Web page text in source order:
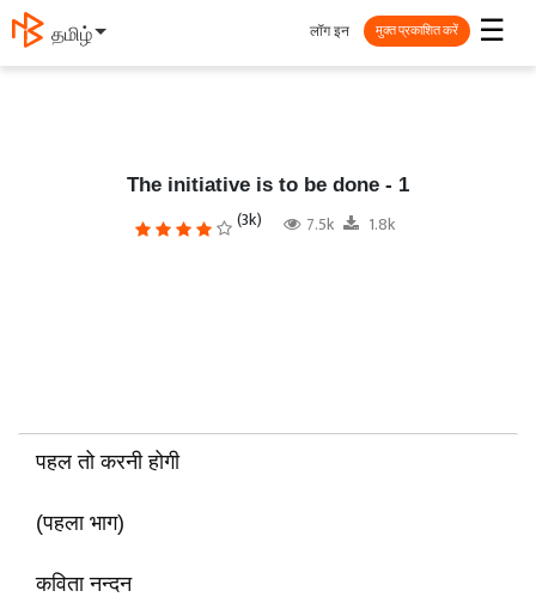
தமிழ் ☰
लॉग इन मुक्त प्रकाशित करें
The initiative is to be done - 1
(3k) 7.5k 1.8k
पहल तो करनी होगी
(पहला भाग)
कविता नन्दन